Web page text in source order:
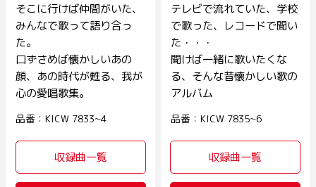
そこに行けば仲間がいた、
みんなで歌って語り合っ
た。
口ずさめば懐かしいあの
顔、あの時代が甦る、我が
心の愛唱歌集。
品番：KICW 7833~4
収録曲一覧
テレビで流れていた、学校
で歌った、レコードで聞い
た・・・
聞けば一緒に歌いたくな
る、そんな昔懐かしい歌の
アルバム
品番：KICW 7835~6
収録曲一覧